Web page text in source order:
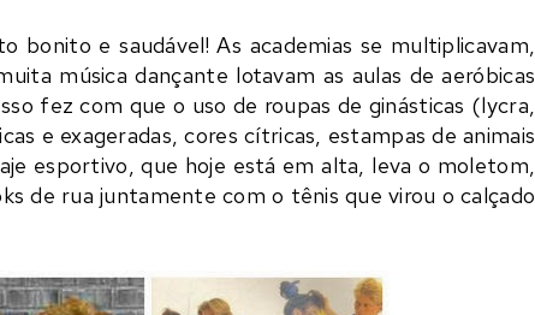
bonito e saudável! As academias se multiplicavam,
música dançante lotavam as aulas de aeróbicas
fez com que o uso de roupas de ginásticas (lycra,
e exageradas, cores cítricas, estampas de animais
esportivo, que hoje está em alta, leva o moletom,
de rua juntamente com o tênis que virou o calçado